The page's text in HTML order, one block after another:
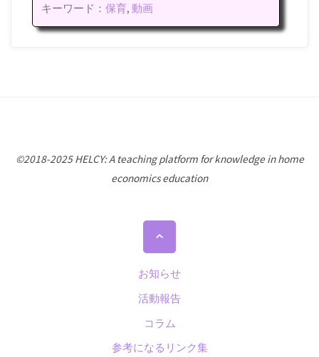
キーワード：保育,動画
©2018-2025 HELCY: A teaching platform for knowledge in home
economics education
お知らせ
活動報告
コラム
参考になるリンク集
ト
ッ
プ
に
る